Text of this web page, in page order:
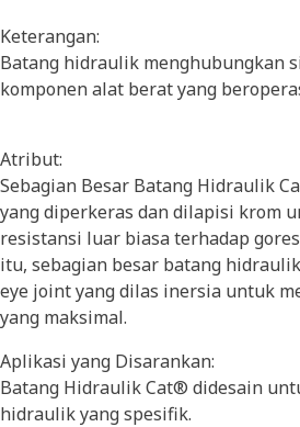
Keterangan:
Batang hidraulik menghubungkan
komponen alat berat yang
Atribut:
Sebagian Besar Batang Hidraulik
yang diperkeras dan dilapisi krom
resistansi luar biasa terhadap
itu, sebagian besar batang
eye joint yang dilas inersia untuk
yang maksimal.
Aplikasi yang Disarankan:
Batang Hidraulik Cat® didesain
hidraulik yang spesifik.